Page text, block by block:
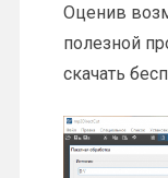
Оценив
полезной
скачать